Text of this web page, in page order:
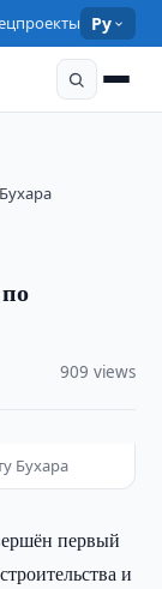
Ру
909 views
Бухара
первый
и